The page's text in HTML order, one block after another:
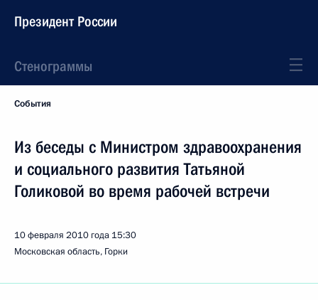
Президент России
Стенограммы
События
Из беседы с Министром здравоохранения
и социального развития Татьяной
Голиковой во время рабочей встречи
10 февраля 2010 года 15:30
Московская область, Горки